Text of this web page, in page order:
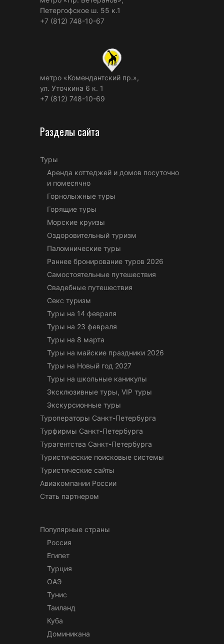
Петергофское ш. 55 к.1
+7 (812) 748-10-67
метро «Комендантский пр.»,
ул. Уточкина 6 к. 1
+7 (812) 748-10-69
Разделы сайта
Туры
Аренда коттеджей и домов посуточно
и помесячно
Горнолыжные туры
Горящие туры
Морские круизы
Оздоровительный туризм
Паломнические туры
Раннее бронирование туров 2026
Самостоятельные путешествия
Свадебные путешествия
Секс туризм
Туры на 14 февраля
Туры на 23 февраля
Туры на 8 марта
Туры на майские праздники 2026
Туры на Новый год 2027
Туры на школьные каникулы
Эксклюзивные туры, VIP туры
Экскурсионные туры
Туроператоры Санкт-Петербурга
Турфирмы Санкт-Петербурга
Турагентства Санкт-Петербурга
Туристические поисковые системы
Туристические сайты
Авиакомпании России
Стать партнером
Популярные страны
Россия
Египет
Турция
ОАЭ
Тунис
Таиланд
Куба
Доминикана